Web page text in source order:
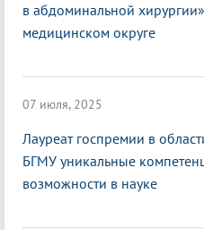
в абдоминальной
медицинском округе
07 июля, 2025
Лауреат госпремии в
БГМУ уникальные
возможности в науке